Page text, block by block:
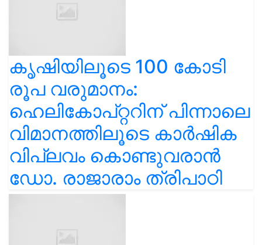
കൃഷിയിലൂടെ 100 കോടി
രൂപ വരുമാനം:
ഹെലികോപ്റ്ററിന് പിന്നാലെ
വിമാനത്തിലൂടെ കാർഷിക
വിപ്ലവം കൊണ്ടുവരാൻ
ഡോ. രാജാരാം ത്രിപാഠി